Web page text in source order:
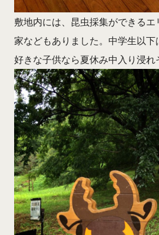
敷地内には、昆虫採集ができる
家などもありました。中学生以
好きな子供なら夏休み中入り浸れ